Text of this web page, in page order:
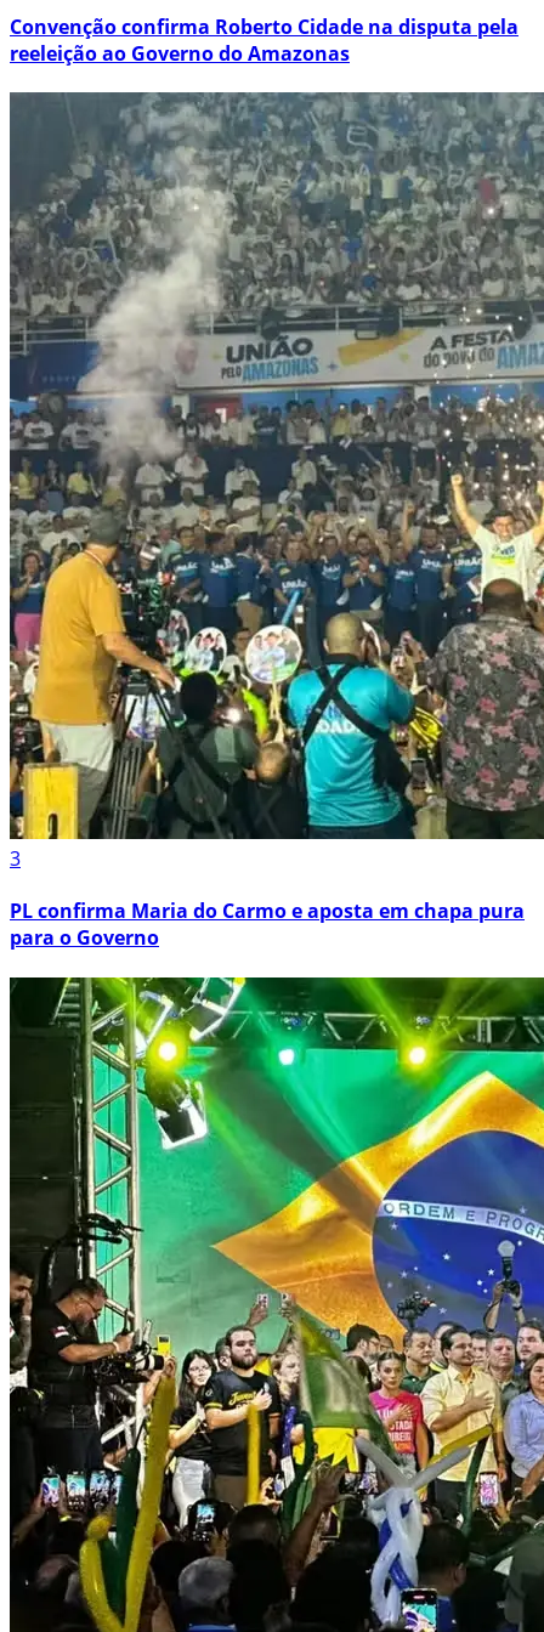
Convenção confirma Roberto Cidade na disputa pela
reeleição ao Governo do Amazonas
3
PL confirma Maria do Carmo e aposta em chapa pura
para o Governo